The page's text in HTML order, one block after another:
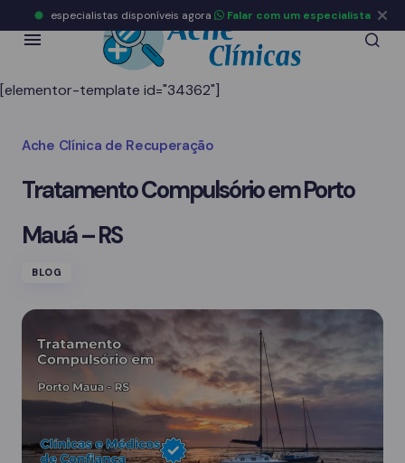
[elementor-template id="34362"]
Ache Clínica de Recuperação
Tratamento Compulsório em Porto
Mauá – RS
BLOG
especialistas disponíveis agora Falar com um especialista